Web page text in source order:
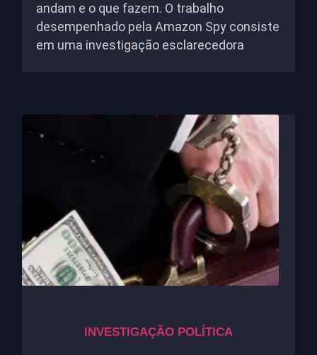
andam e o que fazem. O trabalho
desempenhado pela Amazon Spy consiste
em uma investigação esclarecedora
INVESTIGAÇÃO POLÍTICA